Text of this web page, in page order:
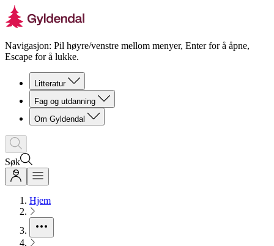
Navigasjon: Pil høyre/venstre mellom menyer, Enter for å åpne,
Escape for å lukke.
Litteratur
Fag og utdanning
Om Gyldendal
Søk
Hjem